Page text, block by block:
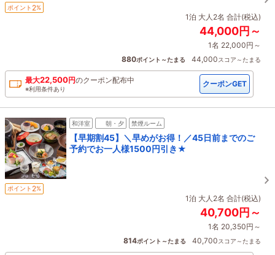
ポイント 2%
1泊 大人2名 合計(税込)
44,000円～
1名 22,000円～
880ポイント～たまる 44,000スコア～たまる
最大22,500円のクーポン配布中
※利用条件あり
クーポンGET
和洋室 朝・夕 禁煙ルーム
【早期割45】＼早めがお得！／45日前までのご
予約でお一人様1500円引き★
ポイント 2%
1泊 大人2名 合計(税込)
40,700円～
1名 20,350円～
814ポイント～たまる 40,700スコア～たまる